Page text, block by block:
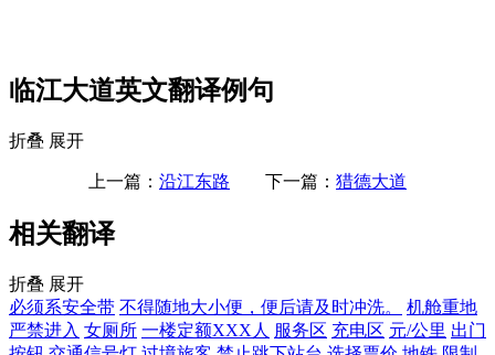
临江大道英文翻译例句
折叠 展开
上一篇： 沿江东路 下一篇： 猎德大道
相关翻译
折叠 展开
必须系安全带 不得随地大小便，便后请及时冲洗。
机舱重地
严禁进入 女厕所 一楼定额XXX人 服务区 充电区 元/公里 出门